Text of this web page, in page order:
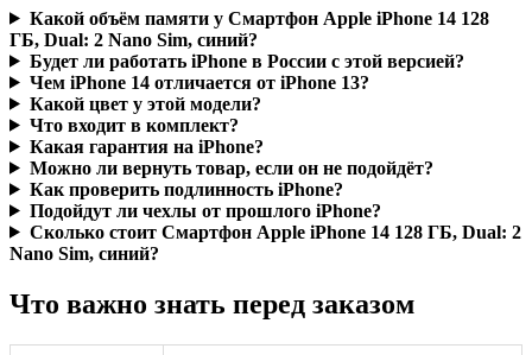
Какой объём памяти у Смартфон Apple iPhone 14 128
ГБ, Dual: 2 Nano Sim, синий?
Будет ли работать iPhone в России с этой версией?
Чем iPhone 14 отличается от iPhone 13?
Какой цвет у этой модели?
Что входит в комплект?
Какая гарантия на iPhone?
Можно ли вернуть товар, если он не подойдёт?
Как проверить подлинность iPhone?
Подойдут ли чехлы от прошлого iPhone?
Сколько стоит Смартфон Apple iPhone 14 128 ГБ, Dual: 2
Nano Sim, синий?
Что важно знать перед заказом